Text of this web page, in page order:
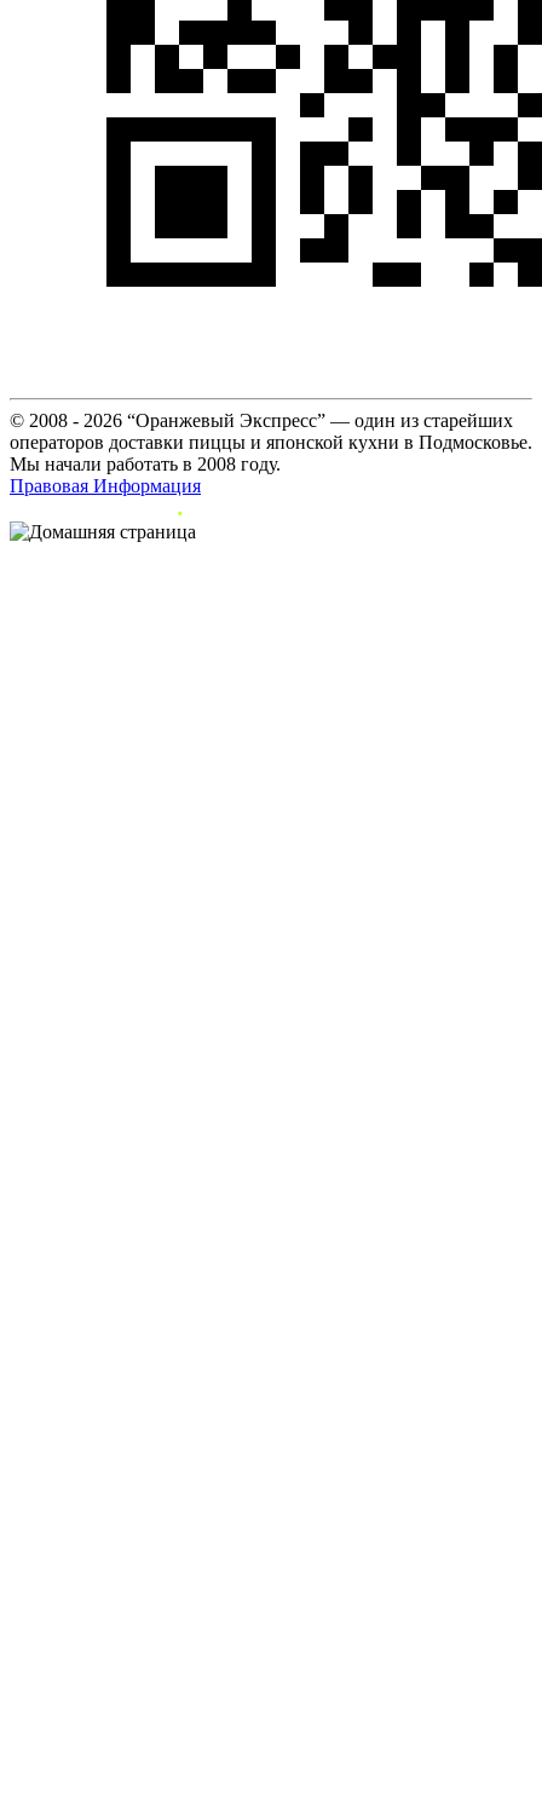
© 2008 - 2026 “Оранжевый Экспресс” — один из старейших
операторов доставки пиццы и японской кухни в Подмосковье.
Мы начали работать в 2008 году.
Правовая Информация